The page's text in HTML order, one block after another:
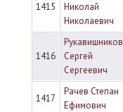
1415
Николай
Николаевич
1416
Рукавишников
Сергей
Сергеевич
1417
Рачев Степан
Ефимович